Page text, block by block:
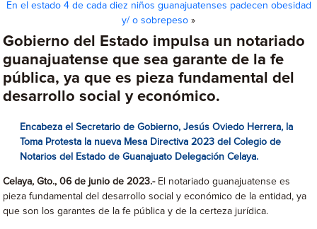
En el estado 4 de cada diez niños guanajuatenses padecen obesidad
y/ o sobrepeso »
Gobierno del Estado impulsa un notariado
guanajuatense que sea garante de la fe
pública, ya que es pieza fundamental del
desarrollo social y económico.
Encabeza el Secretario de Gobierno, Jesús Oviedo Herrera, la
Toma Protesta la nueva Mesa Directiva 2023 del Colegiode
Notarios del Estado de Guanajuato Delegación Celaya.
Celaya, Gto., 06 de junio de 2023.-El notariado guanajuatense es
pieza fundamental del desarrollo social y económico de la entidad, ya
que son los garantes de la fe pública y de la certeza jurídica.